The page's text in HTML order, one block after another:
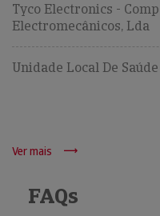
Tyco Electronics -
Electromecânicos, Lda
Unidade Local De
Ver mais
FAQs